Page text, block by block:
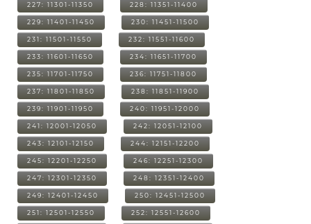
227: 11301-11350 228: 11351-11400
229: 11401-11450 230: 11451-11500
231: 11501-11550 232: 11551-11600
233: 11601-11650 234: 11651-11700
235: 11701-11750 236: 11751-11800
237: 11801-11850 238: 11851-11900
239: 11901-11950 240: 11951-12000
241: 12001-12050 242: 12051-12100
243: 12101-12150 244: 12151-12200
245: 12201-12250 246: 12251-12300
247: 12301-12350 248: 12351-12400
249: 12401-12450 250: 12451-12500
251: 12501-12550 252: 12551-12600